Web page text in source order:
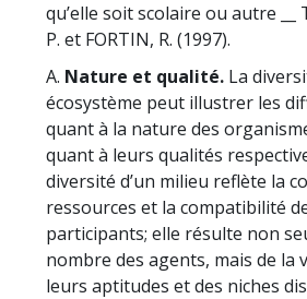
qu’elle soit scolaire ou autre __
P. et FORTIN, R. (1997).
A. Nature et qualité. La
écosystème peut illustrer les
quant à la nature des
quant à leurs qualités
diversité d’un milieu reflète la
ressources et la compatibilité
participants; elle résulte non
nombre des agents, mais de la
leurs aptitudes et des niches